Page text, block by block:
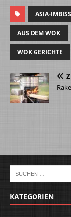
ASIA-IMBISS
AUS DEM WOK
WOK GERICHTE
KATEGORIEN